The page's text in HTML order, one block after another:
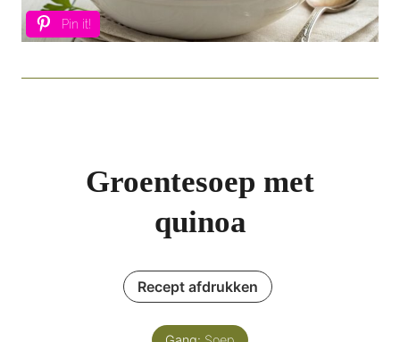
Pin it!
Groentesoep met
quinoa
Recept afdrukken